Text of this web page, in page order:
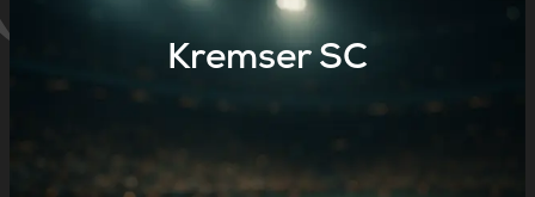
Kremser SC